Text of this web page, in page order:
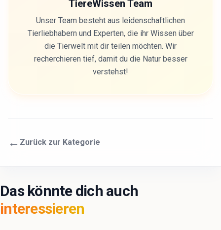
TiereWissen Team
Unser Team besteht aus leidenschaftlichen
Tierliebhabern und Experten, die ihr Wissen über
die Tierwelt mit dir teilen möchten. Wir
recherchieren tief, damit du die Natur besser
verstehst!
← Zurück zur Kategorie
Das könnte dich auch
interessieren